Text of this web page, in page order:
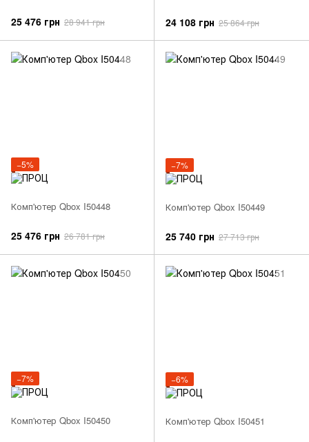
25 476 грн 28 941 грн 24 108 грн 25 864 грн
−5%
Комп'ютер Qbox I50448
25 476 грн 26 781 грн
−7%
Комп'ютер Qbox I50449
25 740 грн 27 713 грн
−7%
Комп'ютер Qbox I50450
−6%
Комп'ютер Qbox I50451